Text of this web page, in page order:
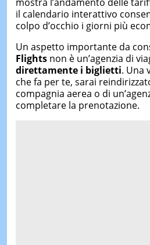
il calendario interattivo
colpo d’occhio i giorni più
Un aspetto importante da
Flights non è un’agenzia di
direttamente i biglietti. Una
che fa per te, sarai
compagnia aerea o di
completare la prenotazione.